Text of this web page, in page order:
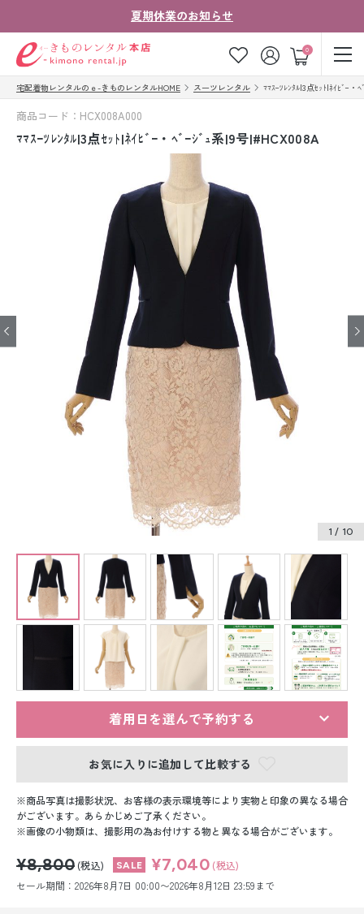
夏期休業のお知らせ
0
ゲスト
お気に入り ログイン カート
お客様の声
法人・グループの
お客様はこちら
着物の種類から探す
七五三レンタル
振袖レンタル
卒業式袴レンタル
訪問着・付下げレンタル
ジュニア着物レンタル
ジュニア洋装レンタル
ベビー洋装レンタル
紋付袴レンタル
男性礼装レンタル
スーツレンタル
白無垢&紋付袴レンタル
宅配着物レンタルのｅ-きものレンタルHOME スーツレンタル ﾏﾏｽｰﾂﾚﾝﾀﾙ|3点ｾｯﾄ|ﾈｲﾋﾞｰ・
商品コード：HCX008A000
ﾏﾏｽｰﾂﾚﾝﾀﾙ|3点ｾｯﾄ|ﾈｲﾋﾞｰ・ﾍﾞｰｼﾞｭ系|9号|#HCX008A
1 / 10
着用日を選んで予約する
お気に入りに追加して比較する
商品写真は撮影状況、お客様の表示環境等により実物と印象の異なる場合
がございます。あらかじめご了承ください。
画像の小物類は、撮影用の為お付けする物と異なる場合がございます。
¥8,800 (税込) ¥7,040 (税込)
セール期間：2026年8月7日 00:00〜2026年8月12日 23:59まで